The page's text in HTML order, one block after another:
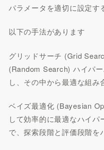
パラメータを適切に設定す
以下の手法があります
グリッドサーチ (Grid
(Random Search) ハイパ
し、その中から最適な組み
ベイズ最適化 (Bayesian
して効率的に最適なハイ
で、探索段階と評価段階を